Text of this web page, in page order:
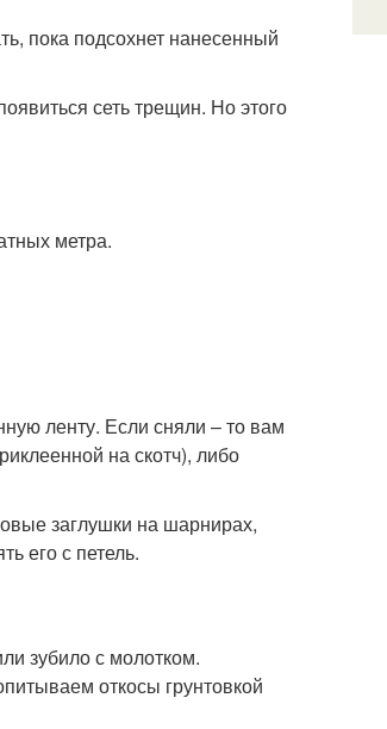
пока подсохнет нанесенный
сеть трещин. Но этого
метра.
ленту. Если сняли – то вам
на скотч), либо
заглушки на шарнирах,
его с петель.
зубило с молотком.
откосы грунтовкой